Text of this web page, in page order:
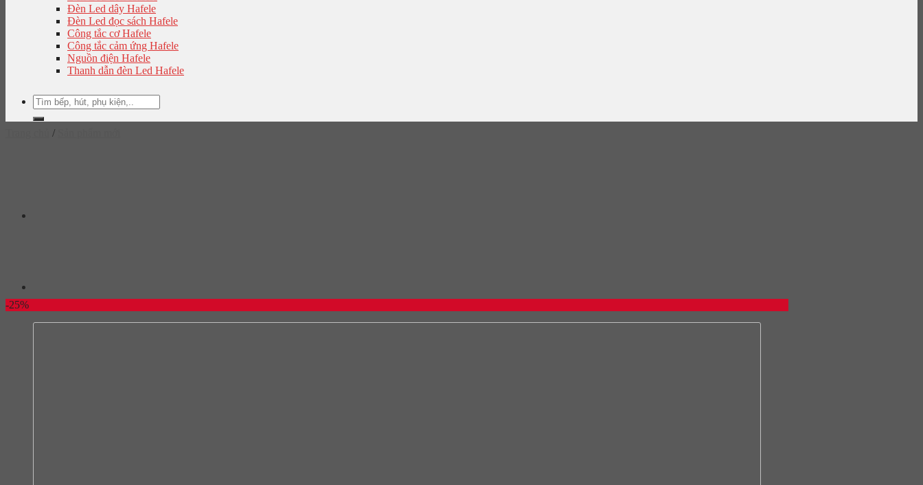
Đèn Led dây Hafele
Đèn Led đọc sách Hafele
Công tắc cơ Hafele
Công tắc cảm ứng Hafele
Nguồn điện Hafele
Thanh dẫn đèn Led Hafele
Tìm
kiếm:
/
-25%